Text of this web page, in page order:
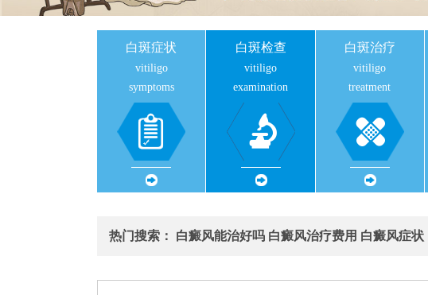
白斑症状
vitiligo
symptoms
白斑检查
vitiligo
examination
白斑治疗
vitiligo
treatment
热门搜索： 白癜风能治好吗 白癜风治疗费用 白癜风症状